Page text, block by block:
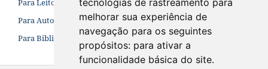
tecnologias de rastreamento para
melhorar sua experiência de
navegação para os seguintes
propósitos: para ativar a
funcionalidade básica do site.
Para Leitores
Para Autores
Para Bibliotecários